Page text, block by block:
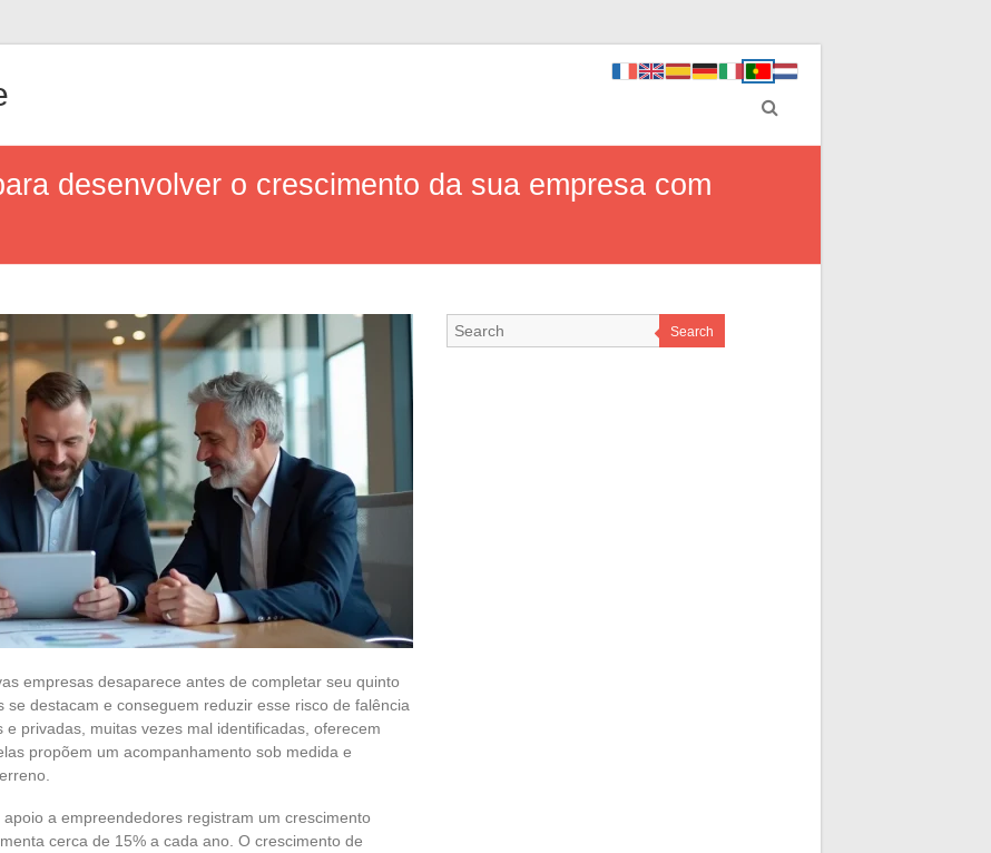
desenvolver o crescimento da sua empresa com
empresas desaparece antes de completar seu quinto
destacam e conseguem reduzir esse risco de falência
privadas, muitas vezes mal identificadas, oferecem
propõem um acompanhamento sob medida e
a empreendedores registram um crescimento
cerca de 15% a cada ano. O crescimento de
Search